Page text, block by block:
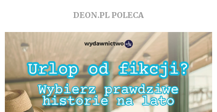
DEON.PL POLECA